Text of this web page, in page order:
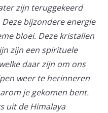
zijn teruggekeerd
bijzondere energie
bloei. Deze kristallen
zijn een spirituele
daar zijn om ons
weer te herinneren
je gekomen bent.
uit de Himalaya